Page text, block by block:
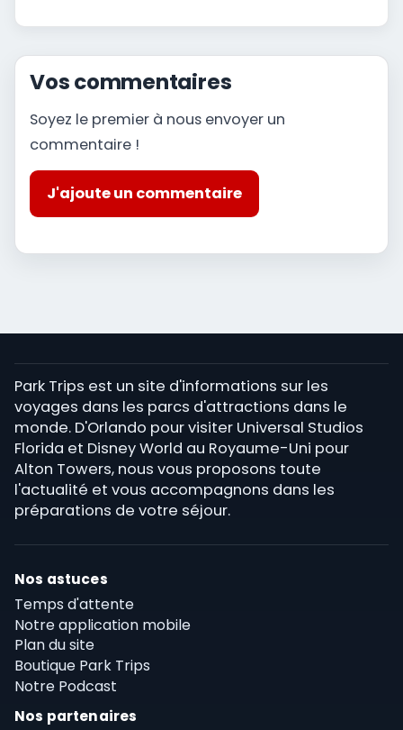
Vos commentaires
Soyez le premier à nous envoyer un
commentaire !
J'ajoute un commentaire
Park Trips est un site d'informations sur les
voyages dans les parcs d'attractions dans le
monde. D'Orlando pour visiter Universal Studios
Florida et Disney World au Royaume-Uni pour
Alton Towers, nous vous proposons toute
l'actualité et vous accompagnons dans les
préparations de votre séjour.
Nos astuces
Temps d'attente
Notre application mobile
Plan du site
Boutique Park Trips
Notre Podcast
Nos partenaires